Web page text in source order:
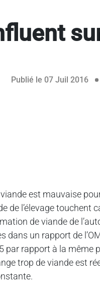
Publié le 07 Juil 201607
est mauvaise
de l’élevage touchent
de viande de
dans un rapport de
par rapport à la même
trop de viande est